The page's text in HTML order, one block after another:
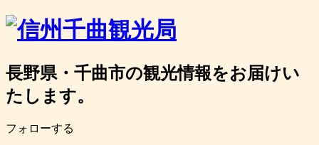
長野県・千曲市の観光情報をお届けい
たします。
フォローする